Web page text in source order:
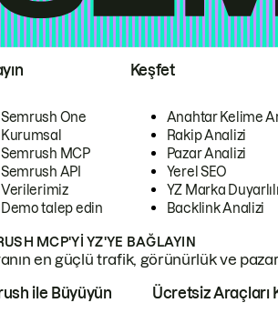
Semrush One
Kurumsal
Semrush MCP
Semrush API
Verilerimiz
Demo talep edin
Keşfet
Anahtar Kelime
Rakip Analizi
Pazar Analizi
Yerel SEO
YZ Marka
Backlink Analizi
MCP'YI YZ'YE BAĞLAYIN
en güçlü trafik, görünürlük ve
ile Büyüyün Ücretsiz Araçları